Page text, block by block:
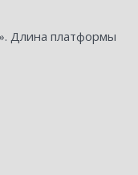
Длина платформы